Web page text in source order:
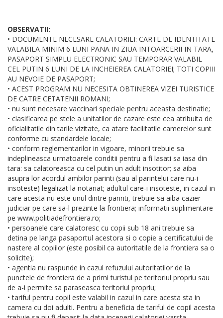
OBSERVATII:
• DOCUMENTE NECESARE CALATORIEI: CARTE DE IDENTITATE
VALABILA MINIM 6 LUNI PANA IN ZIUA INTOARCERII IN TARA,
PASAPORT SIMPLU ELECTRONIC SAU TEMPORAR VALABIL
CEL PUTIN 6 LUNI DE LA INCHEIEREA CALATORIEI; TOTI COPIII
AU NEVOIE DE PASAPORT;
• ACEST PROGRAM NU NECESITA OBTINEREA VIZEI TURISTICE
DE CATRE CETATENII ROMANI;
• nu sunt necesare vaccinari speciale pentru aceasta destinatie;
• clasificarea pe stele a unitatilor de cazare este cea atribuita de
oficialitatile din tarile vizitate, ca atare facilitatile camerelor sunt
conforme cu standardele locale;
• conform reglementarilor in vigoare, minorii trebuie sa
indeplineasca urmatoarele conditii pentru a fi lasati sa iasa din
tara: sa calatoreasca cu cel putin un adult insotitor; sa aiba
asupra lor acordul ambilor parinti (sau al parintelui care nu-i
insoteste) legalizat la notariat; adultul care-i insoteste, in cazul in
care acesta nu este unul dintre parinti, trebuie sa aiba cazier
judiciar pe care sa-l prezinte la frontiera; informatii suplimentare
pe www.politiadefrontiera.ro;
• persoanele care calatoresc cu copii sub 18 ani trebuie sa
detina pe langa pasaportul acestora si o copie a certificatului de
nastere al copiilor (este posibil ca autoritatile de la frontiera sa o
solicite);
• agentia nu raspunde in cazul refuzului autoritatilor de la
punctele de frontiera de a primi turistul pe teritoriul propriu sau
de a-i permite sa paraseasca teritoriul propriu;
• tariful pentru copil este valabil in cazul in care acesta sta in
camera cu doi adulti. Pentru a beneficia de tariful de copil acesta